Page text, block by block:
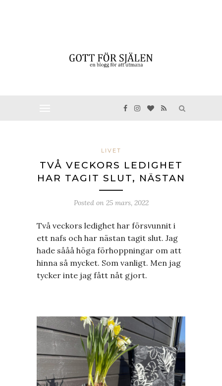
LIVET
TVÅ VECKORS LEDIGHET
HAR TAGIT SLUT, NÄSTAN
Posted on 25 mars, 2022
Två veckors ledighet har försvunnit i
ett nafs och har nästan tagit slut. Jag
hade sååå höga förhoppningar om att
hinna så mycket. Som vanligt. Men jag
tycker inte jag fått nåt gjort.